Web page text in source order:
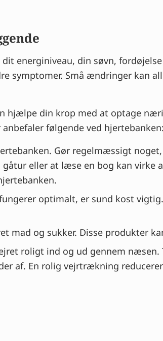
energiniveau, din søvn,
symptomer. Små ændringer kan
hjælpe din krop med at optage
følgende ved hjertebanken:
Gør regelmæssigt
eller at læse en bog kan virke
optimalt, er sund kost
mad og sukker. Disse produkter
roligt ind og ud gennem
af. En rolig vejrtrækning